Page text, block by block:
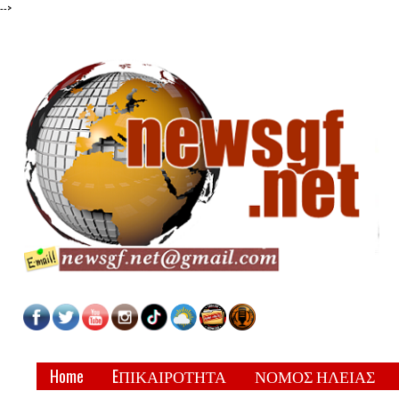
-->
Home EΠΙΚΑΙΡΟΤΗΤΑ ΝΟΜΟΣ ΗΛΕΙΑΣ